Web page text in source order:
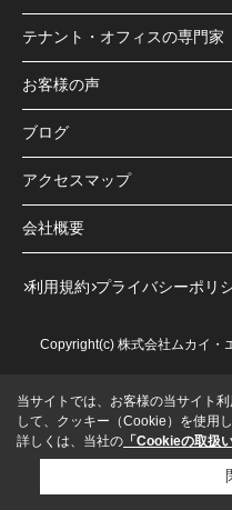
テナント・オフィスの専門家
お客様の声
ブログ
アクセスマップ
会社概要
利用規約 プライバシーポリ
Copyright(c) 株式会社ムカイ・
当サイトでは、お客様の当サイト
して、クッキー（Cookie）を使用し
詳しくは、当社の 「Cookieの取扱